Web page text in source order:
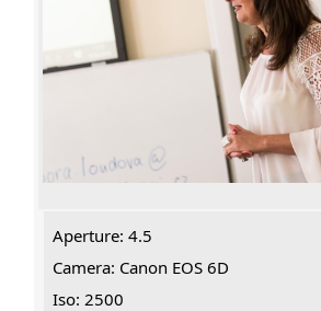
Aperture: 4.5
Camera: Canon EOS 6D
Iso: 2500